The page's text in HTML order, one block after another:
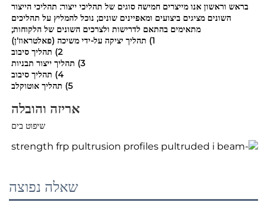
בראש וראשון אנו מייצרים חמישה סוגים של תהליכי ייצור: תהליכי הייצור
השונים מציגים ביצועים ומאפיינים שונים; נוכל להמליץ על תהליכים
מתאימים בהתאם לדרישות ולצרכים השונים של הלקוחות;
1) תהליך יציקה על-ידי משיכה (פאלטראוז'ן)
2) תהליך סיבוב
3) תהליך ייצור תבניות
4) תהליך סיבוב
5) תהליך אוטוקלב
אריזה והובלה
שיפוט בים
שאלה נפוצה